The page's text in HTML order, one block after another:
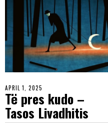
APRIL 1, 2025
Të pres kudo –
Tasos Livadhitis